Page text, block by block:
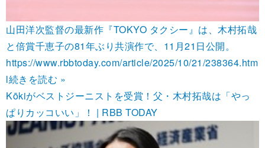
山田洋次監督の最新作『TOKYO タクシー』は、木村拓哉
と倍賞千恵子の81年ぶり共演作で、11月21日公開。
https://www.rbbtoday.com/article/2025/10/21/238364.htm
l続きを読む »
Kōkiがベストジーニストを受賞！父・木村拓哉は「やっ
ぱりカッコいい」！ | RBB TODAY